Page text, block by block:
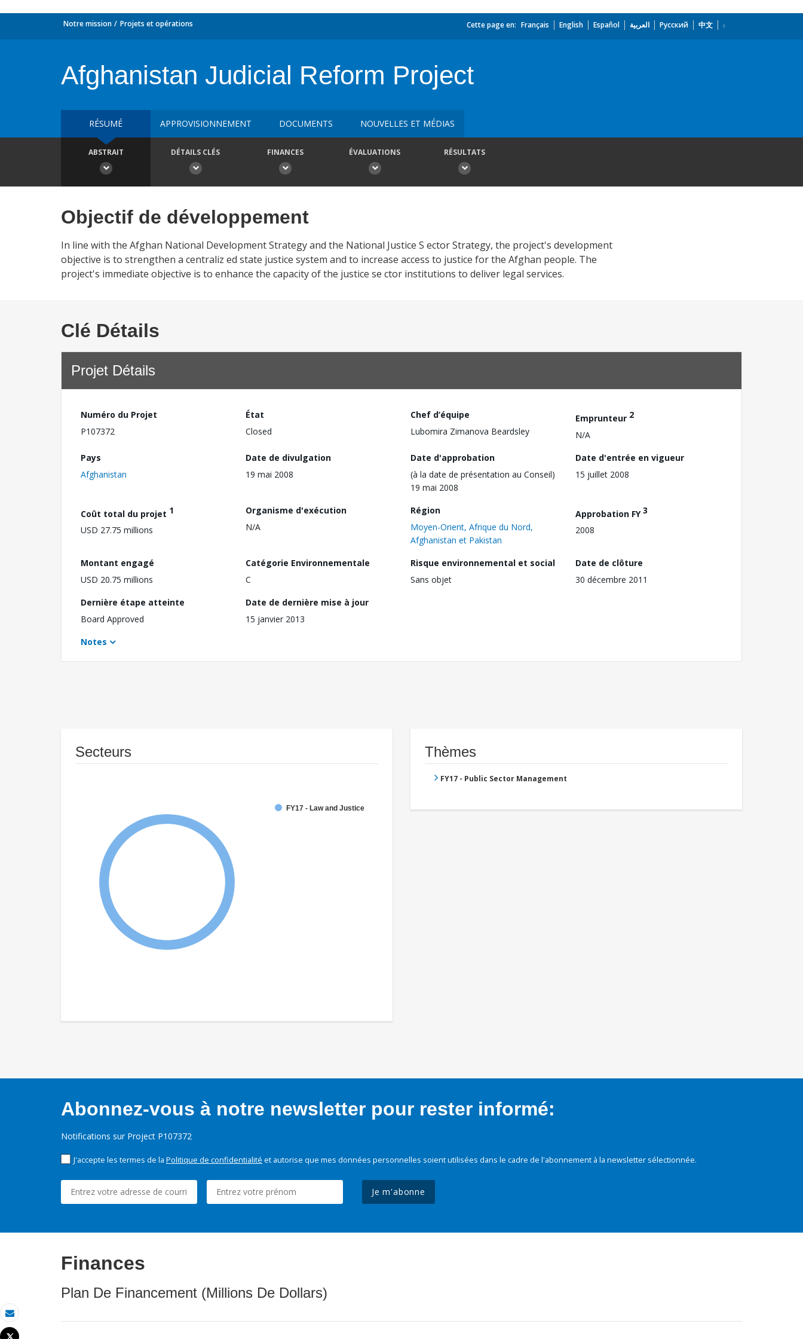
Email
Notre mission Projets et opérations Cette page en: Français English Español العربية Русский 中文
Afghanistan Judicial Reform Project
RÉSUMÉ APPROVISIONNEMENT DOCUMENTS NOUVELLES ET MÉDIAS
ABSTRAIT DÉTAILS CLÉS FINANCES ÉVALUATIONS RÉSULTATS
Objectif de développement
In line with the Afghan National Development Strategy and the National Justice S ector Strategy, the project's development
objective is to strengthen a centraliz ed state justice system and to increase access to justice for the Afghan people. The
project's immediate objective is to enhance the capacity of the justice se ctor institutions to deliver legal services.
Clé Détails
Projet Détails
Numéro du Projet
P107372
État
Closed
Chef d’équipe
Lubomira Zimanova Beardsley
Emprunteur 2
N/A
Pays
Afghanistan
Date de divulgation
19 mai 2008
Date d'approbation
(à la date de présentation au Conseil)
19 mai 2008
Date d'entrée en vigueur
15 juillet 2008
Coût total du projet 1
USD 27.75 millions
Organisme d'exécution
N/A
Région
Moyen-Orient, Afrique du Nord,
Afghanistan et Pakistan
Approbation FY3
2008
Montant engagé
USD 20.75 millions
Catégorie Environnementale
C
Risque environnemental et social
Sans objet
Date de clôture
30 décembre 2011
Dernière étape atteinte
Board Approved
Date de dernière mise à jour
15 janvier 2013
Notes
Secteurs
FY17 - Law and Justice
Thèmes
FY17 - Public Sector Management
Abonnez-vous à notre newsletter pour rester informé:
Notifications sur Project P107372
J'accepte les termes de la Politique de confidentialité et autorise que mes données personnelles soient utilisées dans le cadre de l'abonnement à la newsletter sélectionnée.
Je m'abonne
Finances
Plan De Financement (Millions De Dollars)